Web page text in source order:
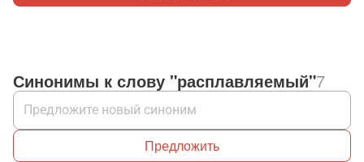
Синонимы к слову "расплавляемый"7
Предложить